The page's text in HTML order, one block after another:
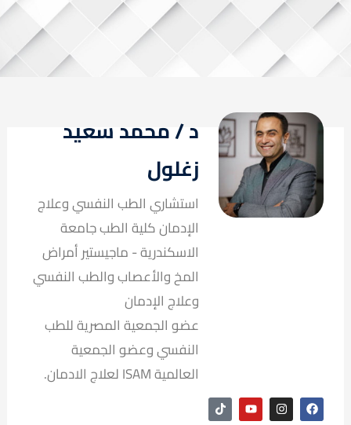
د / محمد سعيد
زغلول
استشاري الطب النفسي وعلاج
الإدمان كلية الطب جامعة
الاسكندرية - ماجيستير أمراض
المخ والأعصاب والطب النفسي
وعلاج الإدمان
عضو الجمعية المصرية للطب
النفسي وعضو الجمعية
العالمية ISAM لعلاج الادمان.
T
i
Y
o
I
n
F
a